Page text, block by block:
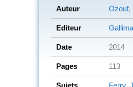
Auteur Ozouf,
Editeur
Date 2014
Pages 113
Sujets
Ferry,